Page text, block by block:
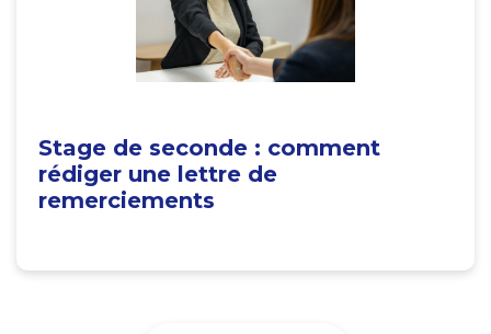
Stage de seconde : comment
rédiger une lettre de
remerciements